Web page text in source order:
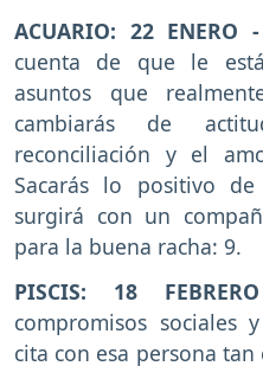
ACUARIO: 22 ENERO
cuenta de que le
asuntos que
cambiarás de
reconciliación y el
Sacarás lo positivo
surgirá con un
para la buena racha: 9.
PISCIS: 18
compromisos sociales
cita con esa persona